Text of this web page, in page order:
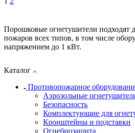
Порошковые огнетушители подходят
пожаров всех типов, в том числе
напряжением до 1 кВт.
Каталог
Противопожарное
Аэрозольные
Безопасность
Комплектующие для
Кронштейны и подставки
Огнебиозащита